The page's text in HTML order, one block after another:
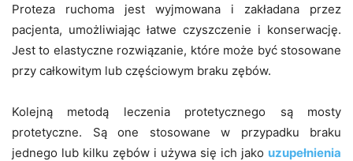
Proteza ruchoma jest wyjmowana i zakładana przez
pacjenta, umożliwiając łatwe czyszczenie i konserwację.
Jest to elastyczne rozwiązanie, które może być stosowane
przy całkowitym lub częściowym braku zębów.
Kolejną metodą leczenia protetycznego są mosty
protetyczne. Są one stosowane w przypadku braku
jednego lub kilku zębów i używa się ich jako uzupełnienia